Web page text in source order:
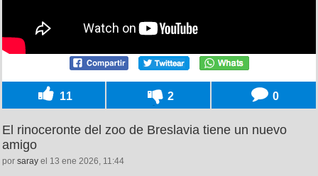
11 2 0
El rinoceronte del zoo de Breslavia tiene un nuevo
amigo
por saray el 13 ene 2026, 11:44